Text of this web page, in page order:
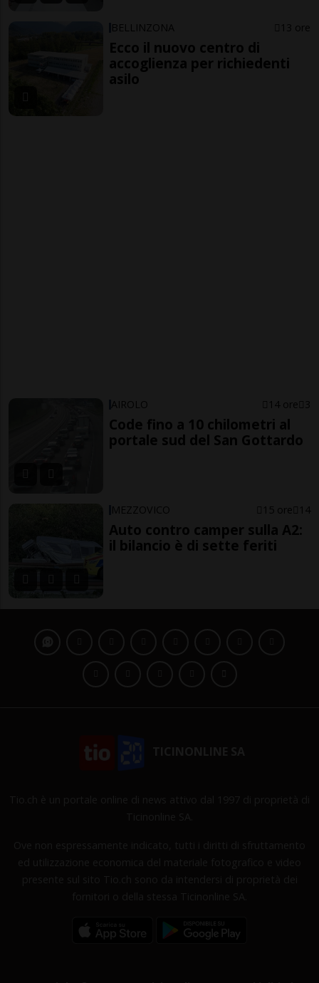
BELLINZONA 13 ore
Ecco il nuovo centro di
accoglienza per richiedenti
asilo
AIROLO 14 ore 3
Code fino a 10 chilometri al
portale sud del San Gottardo
MEZZOVICO 15 ore 14
Auto contro camper sulla A2:
il bilancio è di sette feriti